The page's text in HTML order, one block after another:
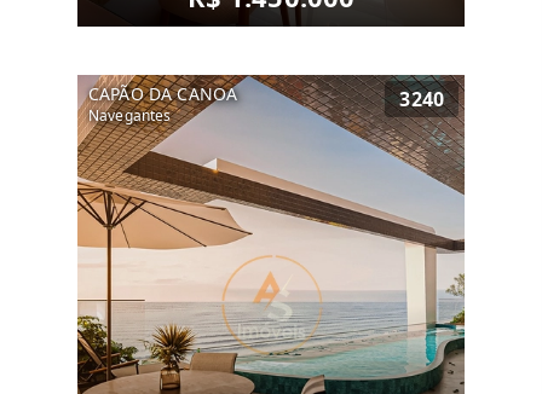
CAPÃO DA CANOA
Navegantes
3240